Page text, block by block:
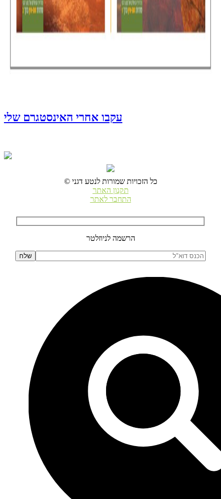
עקבו אחרי האינסטגרם שלי
© כל הזכויות שמורות לנטע דגני
תקנון האתר
התחבר לאתר
הרשמה לניוזלטר